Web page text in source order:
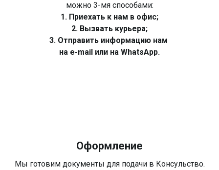
можно 3-мя способами:
1. Приехать к нам в офис;
2. Вызвать курьера;
3. Отправить информацию нам
на e-mail или на WhatsApp.
Оформление
Мы готовим документы для подачи в Консульство.